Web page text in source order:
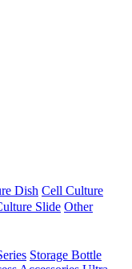
Dish Cell Culture
Slide Other
Storage Bottle